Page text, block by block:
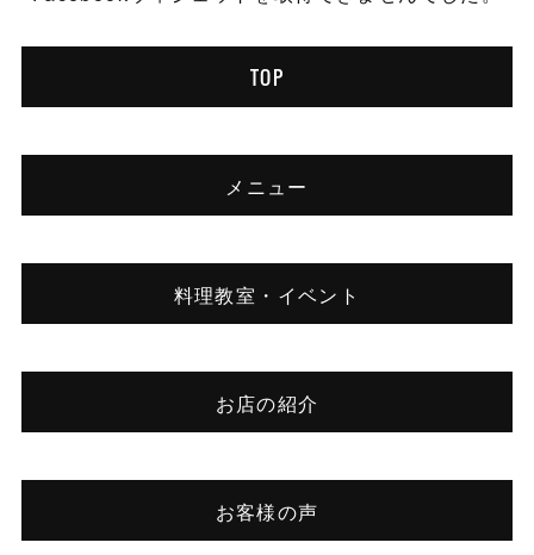
TOP
メニュー
料理教室・イベント
お店の紹介
お客様の声